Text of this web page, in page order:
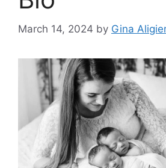
March 14, 2024 by Gina